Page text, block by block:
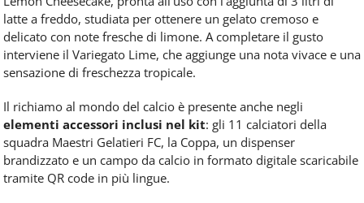
latte a freddo, studiata per ottenere un gelato cremoso e
delicato con note fresche di limone. A completare il gusto
interviene il Variegato Lime, che aggiunge una nota vivace e una
sensazione di freschezza tropicale.
Il richiamo al mondo del calcio è presente anche negli
elementi accessori inclusi nel kit: gli 11 calciatori della
squadra Maestri Gelatieri FC, la Coppa, un dispenser
brandizzato e un campo da calcio in formato digitale scaricabile
tramite QR code in più lingue.